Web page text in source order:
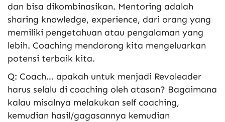
dan bisa dikombinasikan. Mentoring adalah
sharing knowledge, experience, dari orang yang
memiliki pengetahuan atau pengalaman yang
lebih. Coaching mendorong kita mengeluarkan
potensi terbaik kita.
Q: Coach… apakah untuk menjadi Revoleader
harus selalu di coaching oleh atasan? Bagaimana
kalau misalnya melakukan self coaching,
kemudian hasil/gagasannya kemudian